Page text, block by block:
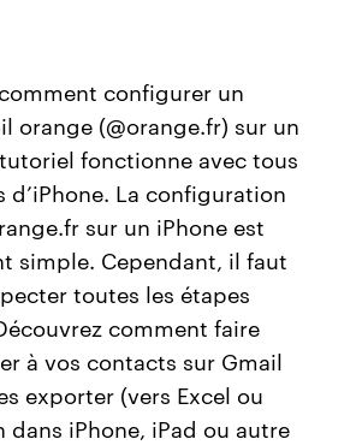
configurer un
orange (@orange.fr) sur un
fonctionne avec tous
d’iPhone. La configuration
sur un iPhone est
simple. Cependant, il faut
toutes les étapes
comment faire
à vos contacts sur Gmail
exporter (vers Excel ou
iPhone, iPad ou autre